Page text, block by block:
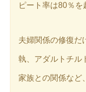
ピート率は80％を
夫婦関係の修復だ
執、アダルトチル
家族との関係など